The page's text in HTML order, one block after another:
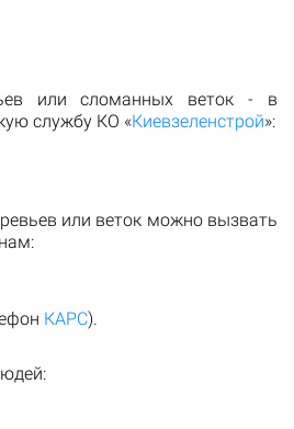
или сломанных веток - в
службу КО «Киевзеленстрой»:
или веток можно вызвать
КАРС).